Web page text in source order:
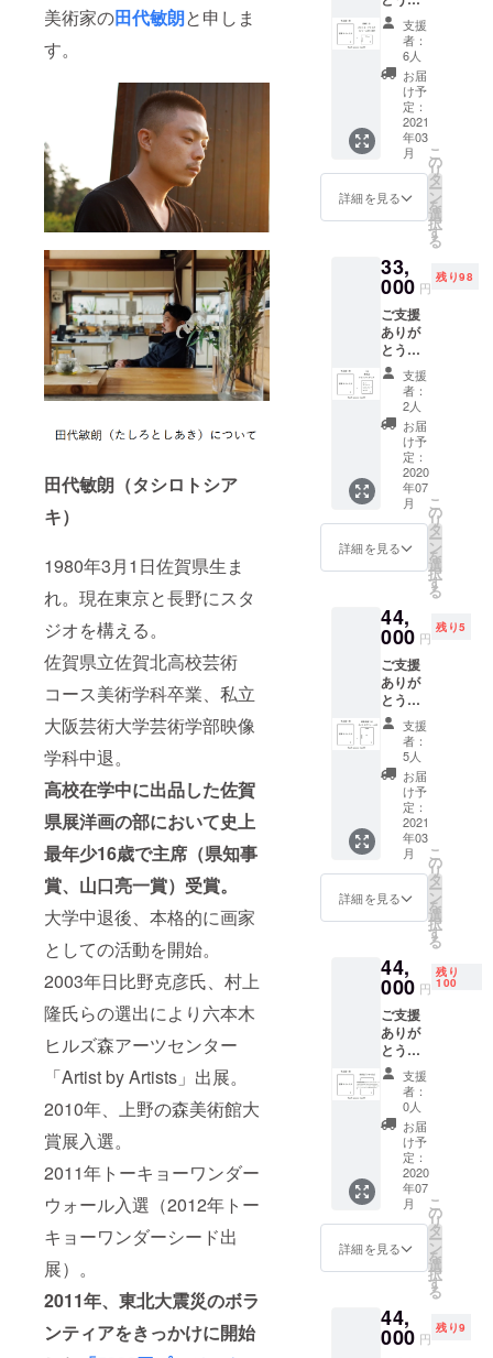
美術家の田代敏朗と申しま
す。
田代敏朗（タシロトシア
キ）
1980年3月1日佐賀県生ま
れ。現在東京と長野にスタ
ジオを構える。
佐賀県立佐賀北高校芸術
コース美術学科卒業、私立
大阪芸術大学芸術学部映像
学科中退。
高校在学中に出品した佐賀
県展洋画の部において史上
最年少16歳で主席（県知事
賞、山口亮一賞）受賞。
大学中退後、本格的に画家
としての活動を開始。
2003年日比野克彦氏、村上
隆氏らの選出により六本木
ヒルズ森アーツセンター
「Artist by Artists」出展。
2010年、上野の森美術館大
賞展入選。
2011年トーキョーワンダー
ウォール入選（2012年トー
キョーワンダーシード出
展）。
2011年、東北大震災のボラ
ンティアをきっかけに開始
いる。
まま
に、5種
類のフ
レー
バーを
トッピ
ング
（スト
ロベ
リー、
チェ
レン
ジ、ブ
ラック
セサ
ミ、ピ
スタチ
オ）。
サブ
レーの
新しい
美味し
さが彩
り楽し
く広が
りまし
5種類の
味（各3
せで
す。
DOUX
D’AMO
URのす
べてを
お楽し
みいた
だけま
す。 ※
ご支援
額に
は、消
費税と
送料が
ており
ます。
※作品集
期の発
送とな
りま
す。
ドルの
絵はF0
号キャ
ンバス
ボード
に描き
ます。
（18㎝
×15㎝）
裏面に
あなた
インを
入れま
す。 モ
チーフ
は2枚目
以降を
ご参照
くださ
い。 色
はお選
びいた
だけま
せん
が、明
るい色
調の絵
をお贈
予定が
2021年
の3月と
なって
おりま
すが、
こちら
は作品
集のお
届けの
予定と
なって
おりま
すの
で、 お
ご所望
の際は
年内に
お届け
するこ
とが可
能で
す。 備
考欄に
その際
のご希
望をお
書きく
ださ
い。
（順次
発送と
すの
で、お
ことが
ござい
ざいま
す。 今
回製作
する作
品集1冊
（直筆
サイン
入り）
＋描き
おろし
の新作
（ポス
トカー
ズ・フ
レーム
付） ＋
御礼の
ポスト
カード
を描い
てお贈
りしま
す。 新
作はポ
スト
カード
サイズ
のフ
レーム
に入れ
プロ
ジェク
ト成功
後、リ
ターン
お届け
までの
流れ◆
※よくお
読みく
ださ
い。 こ
ちらの
リター
ンをお
選びい
ただい
のメー
ルアド
レス
へ、原
画作品
を掲載
してい
る限定
URLを
お送り
しま
す。 そ
の中か
らご希
望の作
点お選
びいた
のご返
信をお
支援
者：
6人
お届
け予
定：
2021
年03
月
詳細を見る
こ
の
リ
タ
ー
ン
を
選
択
す
る
33,
000 円
残り98
ご支援
ありが
とうご
ざいま
す。 今
回製作
する作
品集1冊
（直筆
サイン
入り）
＋御礼
のポス
トカー
ド ＋非
売品オ
ルグッ
ズをお
贈りし
ます。
◆プロ
ジェク
ト成功
後、リ
ターン
お届け
までの
流れ◆
※よくお
読みく
ださ
い。 こ
ちらの
ただい
た方に
のみ、
ご指定
のメー
ルアド
レス
へ、非
売品オ
リジナ
ルグッ
ズを掲
載して
いる限
定URL
をお送
りしま
望の商
品を一
点お選
支援
者：
2人
お届
け予
定：
2020
年07
月
詳細を見る
こ
の
リ
タ
ー
ン
を
選
択
す
る
44,
000 円
残り5
ご支援
ありが
とうご
ざいま
す。 今
回製作
する作
品集1冊
（直筆
サイン
入り）
＋ 描き
おろし
のあな
ただけ
の新作
のポス
トカー
ド1枚を
お贈り
しま
す。 新
作はA4
サイズ
（210㎝
×297
㎝）の
フレー
ムに入
れてお
贈りし
ます。
◆プロ
ターン
お届け
までの
支援
者：
5人
お届
け予
定：
2021
年03
月
詳細を見る
こ
の
リ
タ
ー
ン
を
選
択
す
る
44,
000 円
残り
100
ご支援
ありが
とうご
ざいま
す。 今
回製作
する作
品集1冊
（直筆
サイン
入り）
＋御礼
のポス
トカー
ド ＋非
売品オ
ルグッ
ズ（ア
ルファ
支援
者：
0人
お届
け予
定：
2020
年07
月
詳細を見る
こ
の
リ
タ
ー
ン
を
選
択
す
る
44,
000 円
残り9